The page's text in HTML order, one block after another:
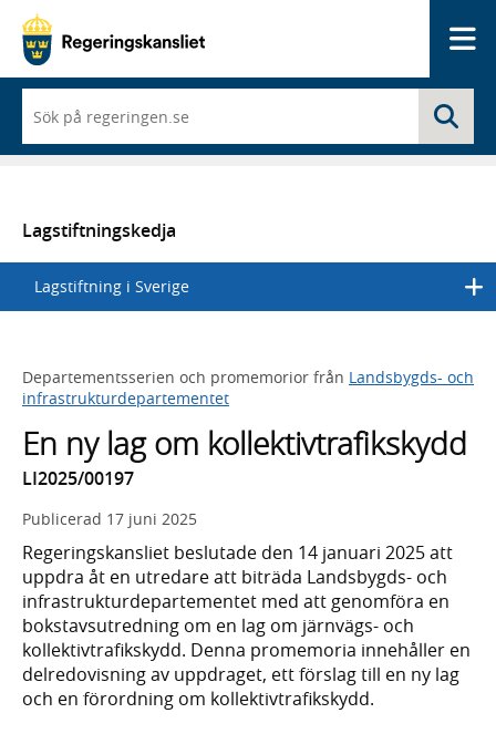
du
börjar
skriva
en
lista
med
sökförslag
Lagstiftningskedja
Lagstiftning i Sverige
Departementsserien och promemorior från Landsbygds- och
infrastrukturdepartementet
En ny lag om kollektivtrafikskydd
LI2025/00197
Publicerad 17 juni 2025
Regeringskansliet beslutade den 14 januari 2025 att
uppdra åt en utredare att biträda Landsbygds- och
infrastrukturdepartementet med att genomföra en
bokstavsutredning om en lag om järnvägs- och
kollektivtrafikskydd. Denna promemoria innehåller en
delredovisning av uppdraget, ett förslag till en ny lag
och en förordning om kollektivtrafikskydd.